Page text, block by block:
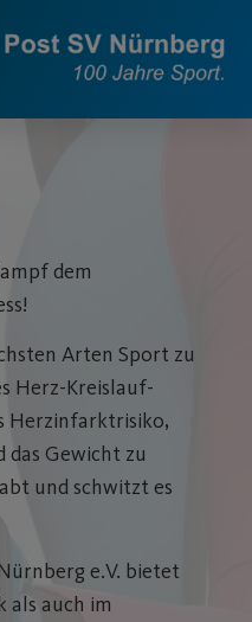
dem
Arten Sport zu
Herz-Kreislauf-
Herzinfarktrisiko,
Gewicht zu
und schwitzt es
e.V. bietet
als auch im